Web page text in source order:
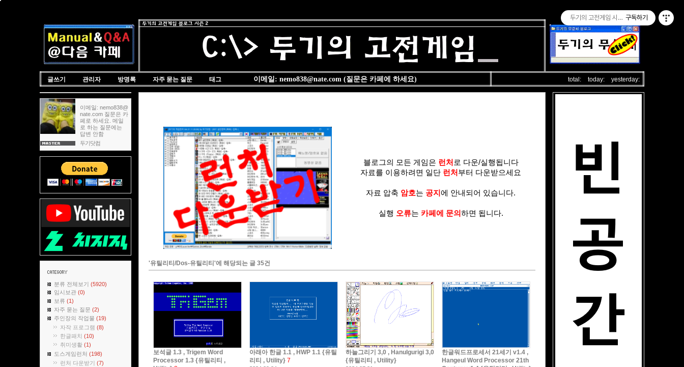
글쓰기 관리자 방명록 자주 묻는 질문 태그 이메일: nemo838@nate.com (질문은 카페에 하세요) total: today: yesterday:
이메일: nemo838@
nate.com 질문은 카
페로 하세요. 메일
로 하는 질문에는
답변 안함
두기닷컴
분류 전체보기 (5920)
임시보관 (0)
보류 (1)
자주 묻는 질문 (2)
주인장의 작업물 (19)
자작 프로그램 (8)
한글패치 (10)
취미생활 (1)
도스게임런처 (198)
런처 다운받기 (7)
블로그의 모든 게임은 런처 로 다운/실행됩니다
자료를 이용하려면 일단 런처부터 다운받으세요
자료 압축 암호는 공지에 안내되어 있습니다.
실행 오류는 카페에 문의하면 됩니다.
'유틸리티/Dos-유틸리티'에 해당되는 글 35건
보석글 1.3 , Trigem Word
Processor 1.3 {유틸리티 ,
아래아 한글 1.1 , HWP 1.1 {유틸
리티 , Utility} 7
하늘그리기 3,0 , Hanulgurigi 3,0
{유틸리티 , Utility}
한글워드프로세서 21세기 v1.4 ,
Hangeul Word Processor 21th
두기의 고전게임 시즌 2구독하기